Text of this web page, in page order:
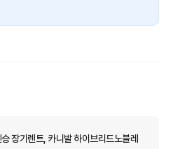
장기렌트, 카니발 하이브리드노블레